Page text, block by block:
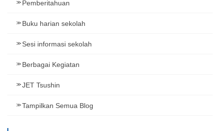
Pemberitahuan
Buku harian sekolah
Sesi informasi sekolah
Berbagai Kegiatan
JET Tsushin
Tampilkan Semua Blog